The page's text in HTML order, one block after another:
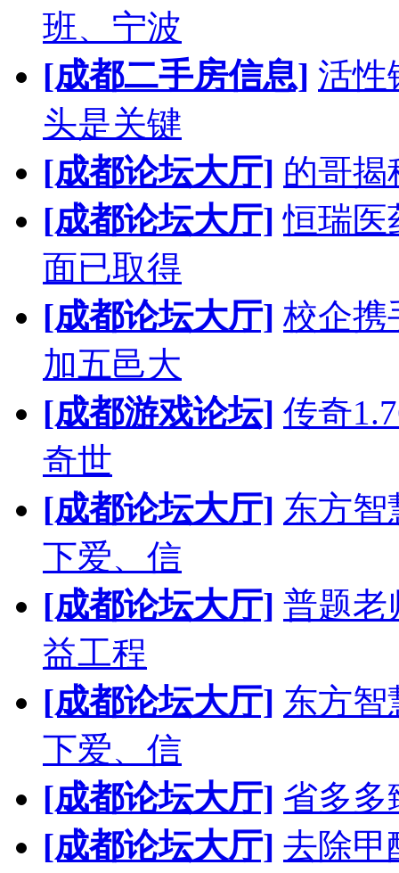
班、宁波
[成都二手房信息] 活性
头是关键
[成都论坛大厅] 的哥揭
[成都论坛大厅] 恒瑞医
面已取得
[成都论坛大厅] 校企携
加五邑大
[成都游戏论坛] 传奇
奇世
[成都论坛大厅] 东方智
下爱、信
[成都论坛大厅] 普题老
益工程
[成都论坛大厅] 东方智
下爱、信
[成都论坛大厅] 省多多
[成都论坛大厅] 去除甲